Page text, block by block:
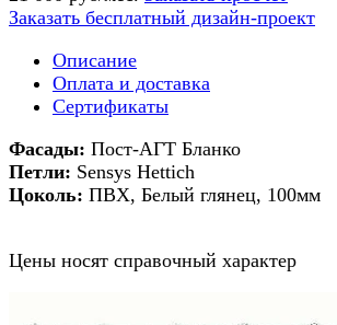
Заказать бесплатный дизайн-проект
Описание
Оплата и доставка
Сертификаты
Фасады: Пост-АГТ Бланко
Петли: Sensys Hettich
Цоколь: ПВХ, Белый глянец, 100мм
Цены носят справочный характер